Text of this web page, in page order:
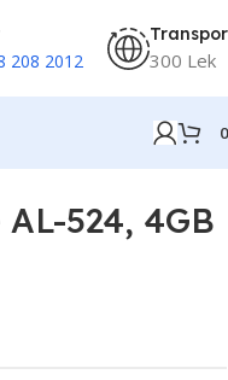
208 2012 300 Lek
524, 4GB